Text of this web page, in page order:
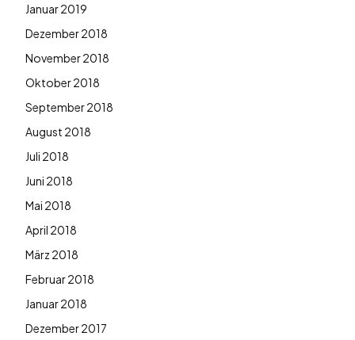
Januar 2019
Dezember 2018
November 2018
Oktober 2018
September 2018
August 2018
Juli 2018
Juni 2018
Mai 2018
April 2018
März 2018
Februar 2018
Januar 2018
Dezember 2017